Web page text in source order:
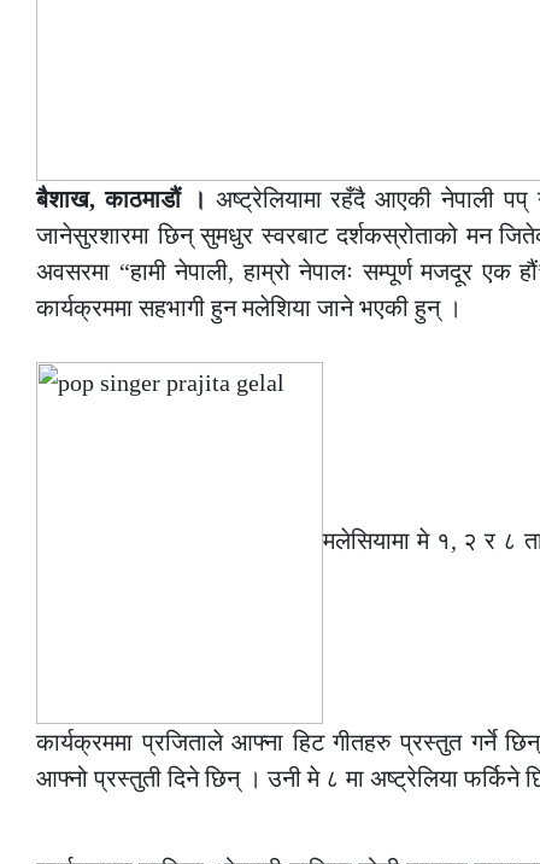
बैशाख, काठमाडौं । अष्ट्रेलियामा रहँदै आएकी नेपाली पप्
जानेसुरशारमा छिन् सुमधुर स्वरबाट दर्शकस्रोताको मन
अवसरमा “हामी नेपाली, हाम्रो नेपालः सम्पूर्ण मजदूर एक
कार्यक्रममा सहभागी हुन मलेशिया जाने भएकी हुन् ।
मलेसियामा मे १, २ र ८
कार्यक्रममा प्रजिताले आफ्ना हिट गीतहरु प्रस्तुत गर्ने
आफ्नो प्रस्तुती दिने छिन् । उनी मे ८ मा अष्ट्रेलिया फर्किने